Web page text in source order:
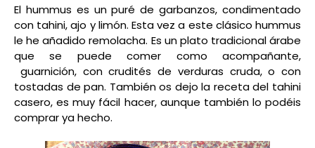
El hummus es un puré de garbanzos, condimentado
con tahini, ajo y limón. Esta vez a este clásico hummus
le he añadido remolacha. Es un plato tradicional árabe
que se puede comer como acompañante,
guarnición, con crudités de verduras cruda, o con
tostadas de pan. También os dejo la receta del tahini
casero, es muy fácil hacer, aunque también lo podéis
comprar ya hecho.